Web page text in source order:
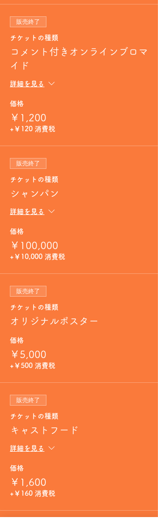
販売終了
チケットの種類
コメント付きオンラインブロマ
イド
詳細を見る
価格
￥1,200
+￥120 消費税
販売終了
チケットの種類
シャンパン
詳細を見る
価格
￥100,000
+￥10,000 消費税
販売終了
チケットの種類
オリジナルポスター
価格
￥5,000
+￥500 消費税
販売終了
チケットの種類
キャストフード
詳細を見る
価格
￥1,600
+￥160 消費税